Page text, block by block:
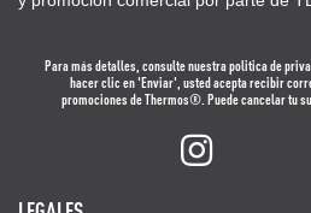
Para más detalles, consulte nuestra politica de
hacer clic en 'Enviar', usted acepta recibir
promociones de Thermos®. Puede cancelar tu